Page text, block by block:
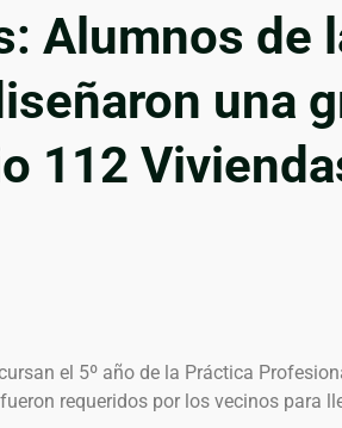
Alumnos de
una
112
el 5º año de la Práctica
requeridos por los vecinos para